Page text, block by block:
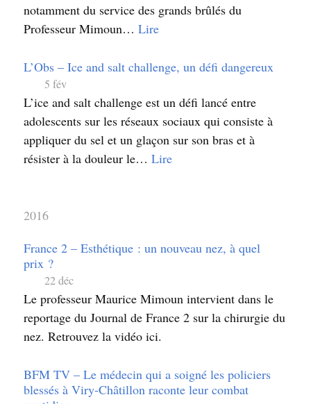
notamment du service des grands brûlés du
Professeur Mimoun… Lire
L’Obs – Ice and salt challenge, un défi dangereux
5 fév
L’ice and salt challenge est un défi lancé entre
adolescents sur les réseaux sociaux qui consiste à
appliquer du sel et un glaçon sur son bras et à
résister à la douleur le… Lire
2016
France 2 – Esthétique : un nouveau nez, à quel
prix ?
22 déc
Le professeur Maurice Mimoun intervient dans le
reportage du Journal de France 2 sur la chirurgie du
nez. Retrouvez la vidéo ici.
BFM TV – Le médecin qui a soigné les policiers
blessés à Viry-Châtillon raconte leur combat